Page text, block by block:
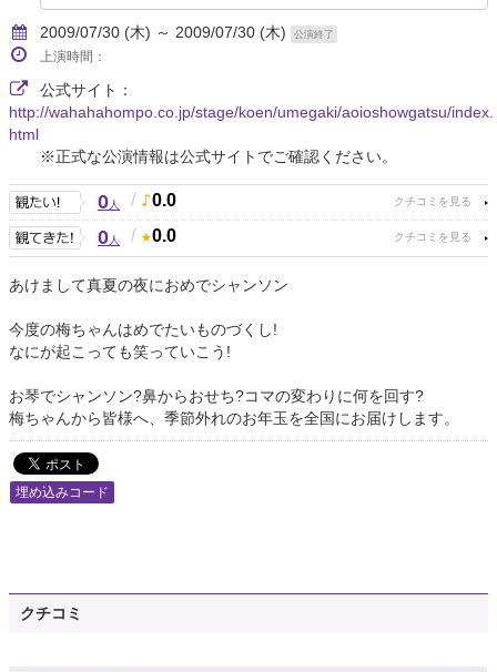
2009/07/30 (木) ～ 2009/07/30 (木) 公演終了
上演時間：
公式サイト：
http://wahahahompo.co.jp/stage/koen/umegaki/aoioshowgatsu/index.
html
※正式な公演情報は公式サイトでご確認ください。
0人 / 0.0
0人 / 0.0
あけまして真夏の夜におめでシャンソン
今度の梅ちゃんはめでたいものづくし!
なにが起こっても笑っていこう!
お琴でシャンソン?鼻からおせち?コマの変わりに何を回す?
梅ちゃんから皆様へ、季節外れのお年玉を全国にお届けします。
埋め込みコード
クチコミ